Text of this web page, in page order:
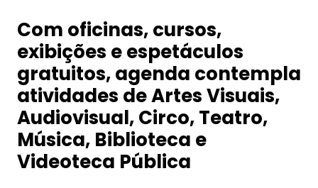
Com oficinas, cursos,
exibições e espetáculos
gratuitos, agenda contempla
atividades de Artes Visuais,
Audiovisual, Circo, Teatro,
Música, Biblioteca e
Videoteca Pública